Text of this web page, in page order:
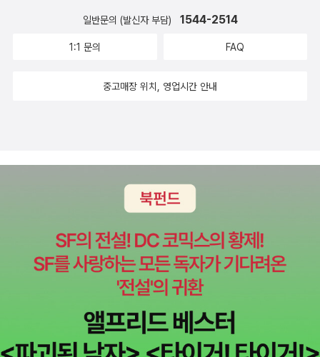
일반문의 (발신자 부담) 1544-2514
1:1 문의 FAQ
중고매장 위치, 영업시간 안내